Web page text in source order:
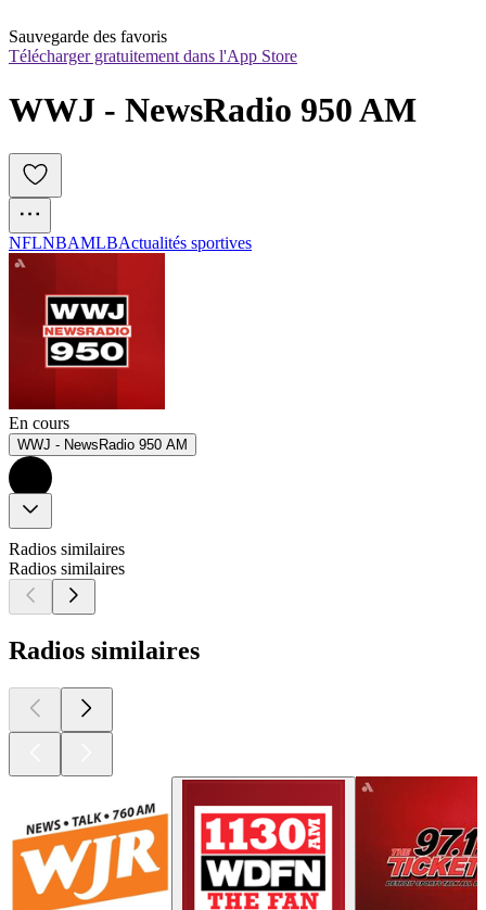
Sauvegarde des favoris
Télécharger gratuitement dans l'App Store
WWJ - NewsRadio 950 AM
NFLNBAMLBActualités sportives
En cours
WWJ - NewsRadio 950 AM
Radios similaires
Radios similaires
Radios similaires